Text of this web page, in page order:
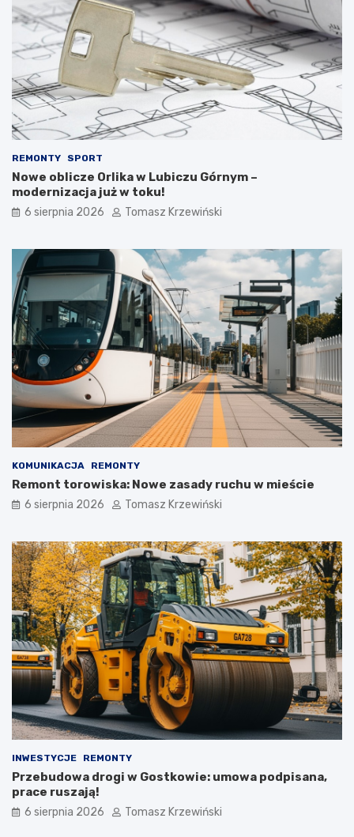
REMONTY SPORT
Nowe oblicze Orlika w Lubiczu Górnym –
modernizacja już w toku!
6 sierpnia 2026 Tomasz Krzewiński
KOMUNIKACJA REMONTY
Remont torowiska: Nowe zasady ruchu w mieście
6 sierpnia 2026 Tomasz Krzewiński
INWESTYCJE REMONTY
Przebudowa drogi w Gostkowie: umowa podpisana,
prace ruszają!
6 sierpnia 2026 Tomasz Krzewiński